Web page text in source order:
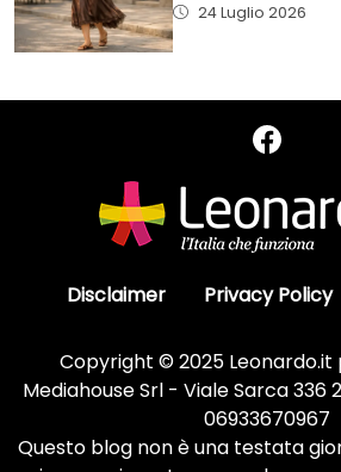
24 Luglio 2026
Disclaimer Privacy Policy
Copyright © 2025
Mediahouse Srl - Viale Sarca 336
06933670967
Questo blog non è una testata